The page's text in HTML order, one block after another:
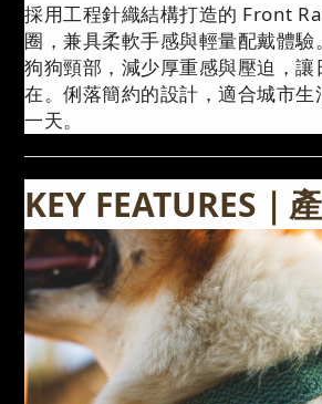
採用工程針織結構打造的 Front
圈，兼具柔軟手感與輕量配戴體驗
狗狗頸部，減少厚重感與壓迫，讓
在。俐落簡約的設計，適合城市
一天。
KEY FEATURES｜